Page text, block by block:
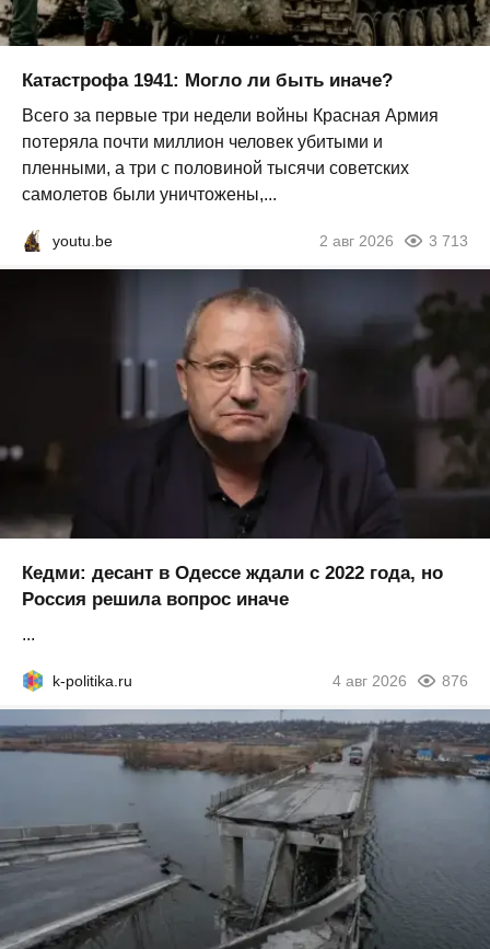
Катастрофа 1941: Могло ли быть иначе?
Всего за первые три недели войны Красная Армия
потеряла почти миллион человек убитыми и
пленными, а три с половиной тысячи советских
самолетов были уничтожены,...
youtu.be 2 авг 2026 3 713
Кедми: десант в Одессе ждали с 2022 года, но
Россия решила вопрос иначе
...
k-politika.ru 4 авг 2026 876